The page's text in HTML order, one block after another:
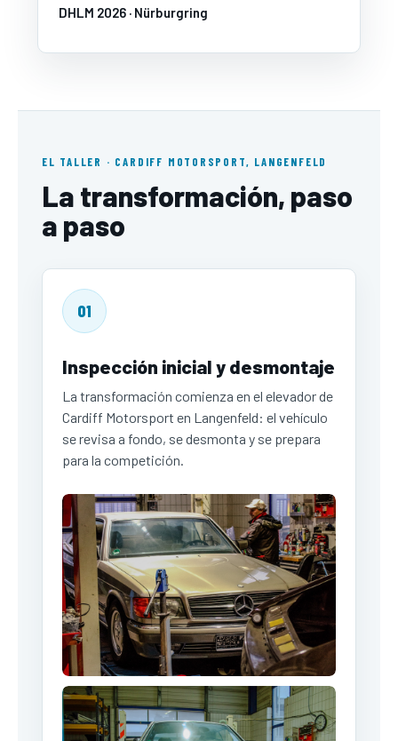
DHLM 2026 · Nürburgring
EL TALLER · CARDIFF MOTORSPORT, LANGENFELD
La transformación, paso
a paso
01
Inspección inicial y desmontaje
La transformación comienza en el elevador de
Cardiff Motorsport en Langenfeld: el vehículo
se revisa a fondo, se desmonta y se prepara
para la competición.